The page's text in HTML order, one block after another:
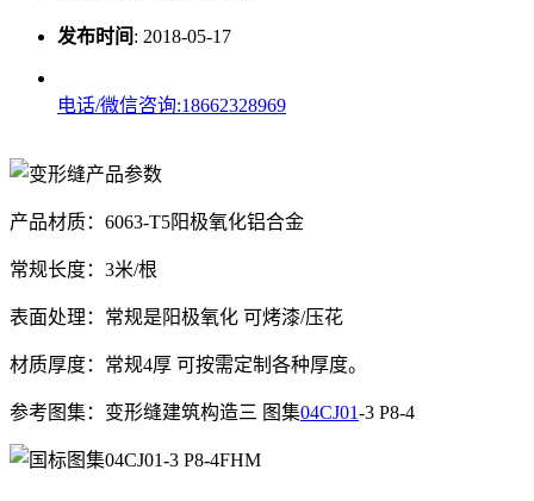
发布时间 : 2018-05-17
电话/微信咨询:18662328969
产品材质：6063-T5阳极氧化铝合金
常规长度：3米/根
表面处理：常规是阳极氧化 可烤漆/压花
材质厚度：常规4厚 可按需定制各种厚度。
参考图集：变形缝建筑构造三 图集04CJ01-3 P8-4